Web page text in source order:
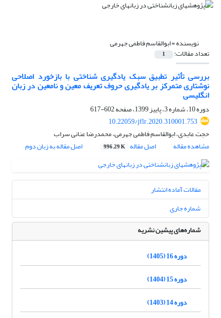
نویسنده =ابوالقاسم فاطمی جهرمی
تعداد مقالات: 1
بررسی تأثیر تطبیق سبک یادگیری شناختی با بازخورد اصلاحی
نوشتاری متمرکز بر یادگیری حروف تعریف معین و نامعین در زبان
انگلیسی
دوره 10، شماره 3، پاییز 1399، صفحه
602-617
10.22059/jflr.2020.310001.753
حجت عابدی، ابوالقاسم فاطمی جهرمی، محمدرضا عنانی سراب
مشاهده مقاله
اصل مقاله 996.29 K اصل مقاله به زبان دوم
مقالات آماده انتشار
شماره جاری
شماره‌های پیشین نشریه
دوره 16 (1405)
دوره 15 (1404)
دوره 14 (1403)